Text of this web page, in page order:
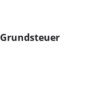
Grundsteuer